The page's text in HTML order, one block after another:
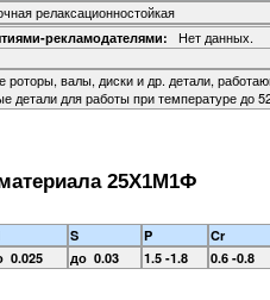
релаксационностойкая
рекламодателями: Нет данных.
роторы, валы, диски и др. детали,
детали для работы при температуре до
25Х1М1Ф
S P
Cr
0.025 до 0.03 1.5 -1.8 0.6 -0.8